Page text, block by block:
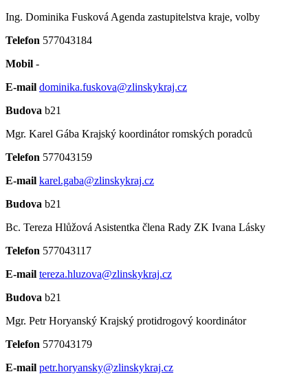
Ing. Dominika Fusková Agenda zastupitelstva kraje, volby
Telefon 577043184
Mobil -
E-mail dominika.fuskova@zlinskykraj.cz
Budova b21
Mgr. Karel Gába Krajský koordinátor romských poradců
Telefon 577043159
E-mail karel.gaba@zlinskykraj.cz
Budova b21
Bc. Tereza Hlůžová Asistentka člena Rady ZK Ivana Lásky
Telefon 577043117
E-mail tereza.hluzova@zlinskykraj.cz
Budova b21
Mgr. Petr Horyanský Krajský protidrogový koordinátor
Telefon 577043179
E-mail petr.horyansky@zlinskykraj.cz